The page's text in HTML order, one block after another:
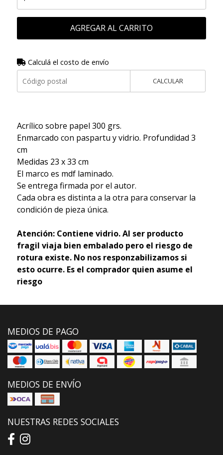
AGREGAR AL CARRITO
Calculá el costo de envío
CALCULAR
Acrílico sobre papel 300 grs.
Enmarcado con paspartu y vidrio. Profundidad 3
cm
Medidas 23 x 33 cm
El marco es mdf laminado.
Se entrega firmada por el autor.
Cada obra es distinta a la otra para conservar la
condición de pieza única.
Atención: Contiene vidrio. Al ser producto
fragil viaja bien embalado pero el riesgo de
rotura existe. No nos responzabilizamos si
esto ocurre. Es el comprador quien asume el
riesgo
MEDIOS DE PAGO
MEDIOS DE ENVÍO
NUESTRAS REDES SOCIALES